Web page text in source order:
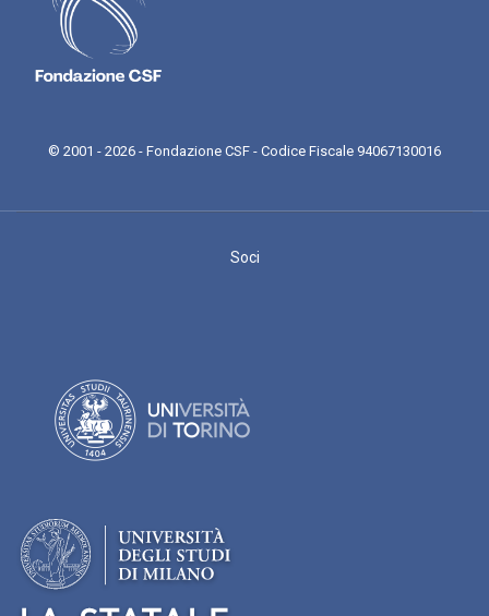
© 2001 - 2026 - Fondazione CSF - Codice Fiscale 94067130016
Soci